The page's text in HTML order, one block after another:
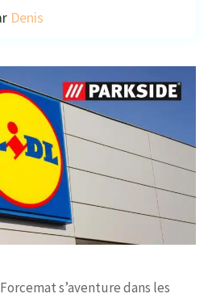
Denis
s’aventure dans les